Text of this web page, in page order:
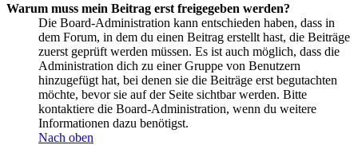
Warum muss mein Beitrag erst freigegeben werden?
Die Board-Administration kann entschieden haben, dass in
dem Forum, in dem du einen Beitrag erstellt hast, die Beiträge
zuerst geprüft werden müssen. Es ist auch möglich, dass die
Administration dich zu einer Gruppe von Benutzern
hinzugefügt hat, bei denen sie die Beiträge erst begutachten
möchte, bevor sie auf der Seite sichtbar werden. Bitte
kontaktiere die Board-Administration, wenn du weitere
Informationen dazu benötigst.
Nach oben